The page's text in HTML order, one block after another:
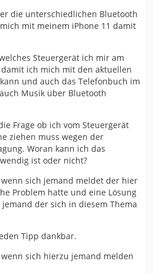
die unterschiedlichen Bluetooth
mit meinem iPhone 11 damit
Steuergerät ich mir am
ich mich mit den aktuellen
und auch das Telefonbuch im
Musik über Bluetooth
Frage ob ich vom Steuergerät
ziehen muss wegen der
Woran kann ich das
ist oder nicht?
sich jemand meldet der hier
Problem hatte und eine Lösung
der sich in diesem Thema
Tipp dankbar.
sich hierzu jemand melden